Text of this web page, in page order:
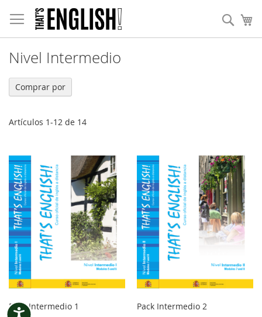
este
web
incluye
un
sistema
accesibilidad.
Accesibilidad
al
contenido
Nivel Intermedio
Artículos 1-12 de 14
Pack Intermedio 1
Pack Intermedio 2
Comprar por